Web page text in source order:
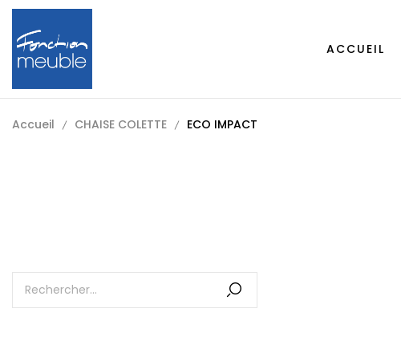
ACCUEIL
Accueil CHAISE COLETTE ECO IMPACT